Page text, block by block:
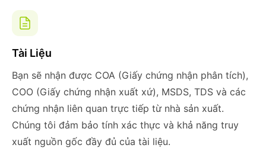
Tài Liệu
Bạn sẽ nhận được COA (Giấy chứng nhận phân tích),
COO (Giấy chứng nhận xuất xứ), MSDS, TDS và các
chứng nhận liên quan trực tiếp từ nhà sản xuất.
Chúng tôi đảm bảo tính xác thực và khả năng truy
xuất nguồn gốc đầy đủ của tài liệu.